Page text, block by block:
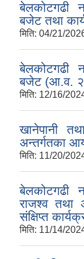
बेलकोटगढी
बजेट तथा
मिति: 04/21/
बेलकोटगढी
बजेट (आ.व.
मिति: 12/16/
खानेपानी
अन्तर्गतका
मिति: 11/20/
बेलकोटगढी
राजश्व तथा
संक्षिप्त
मिति: 11/14/